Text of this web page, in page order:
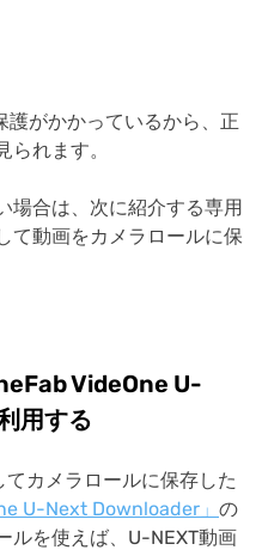
護がかかっているから、正
れます。
場合は、次に紹介する専用
て動画をカメラロールに保
VideOne U-
用する
カメラロールに保存した
U-Next Downloader」 の
ルを使えば、U-NEXT動画